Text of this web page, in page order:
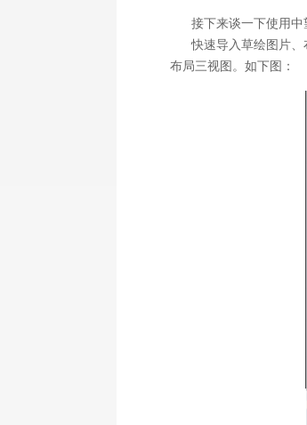
接下来谈一下使用中
快速导入草绘图片、
布局三视图。如下图：